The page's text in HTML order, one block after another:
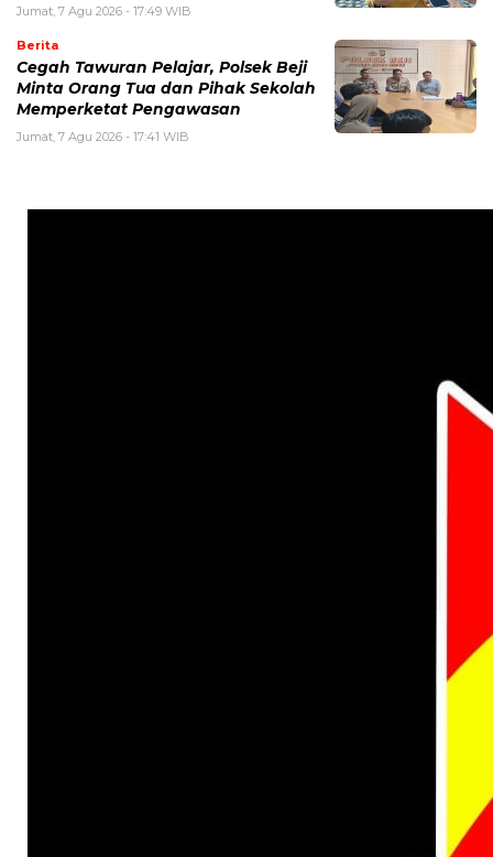
Jumat, 7 Agu 2026 - 17:49 WIB
Berita
Cegah Tawuran Pelajar, Polsek Beji
Minta Orang Tua dan Pihak Sekolah
Memperketat Pengawasan
Jumat, 7 Agu 2026 - 17:41 WIB